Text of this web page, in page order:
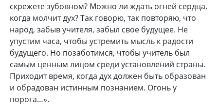
скрежете зубовном? Можно ли ждать огней сердца,
когда молчит дух? Так говорю, так повторяю, что
народ, забыв учителя, забыл свое будущее. Не
упустим часа, чтобы устремить мысль к радости
будущего. Но позаботимся, чтобы учитель был
самым ценным лицом среди установлений страны.
Приходит время, когда дух должен быть образован
и обрадован истинным познанием. Огонь у
порога…».